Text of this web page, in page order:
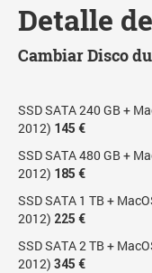
Detalle
Cambiar Disco
SSD SATA 240 GB +
2012) 145 €
SSD SATA 480 GB +
2012) 185 €
SSD SATA 1 TB +
2012) 225 €
SSD SATA 2 TB +
2012) 345 €